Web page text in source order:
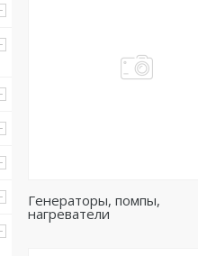
Генераторы, помпы,
нагреватели